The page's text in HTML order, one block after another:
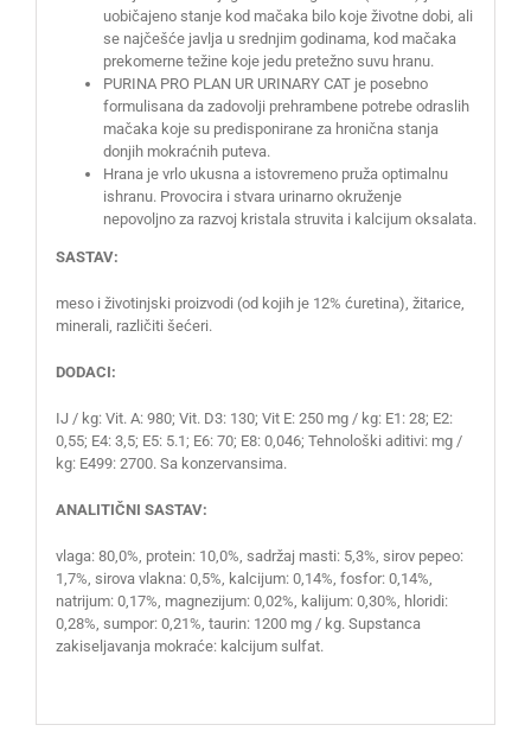
uobičajeno stanje kod mačaka bilo koje životne dobi, ali
se najčešće javlja u srednjim godinama, kod mačaka
prekomerne težine koje jedu pretežno suvu hranu.
PURINA PRO PLAN UR URINARY CAT je posebno
formulisana da zadovolji prehrambene potrebe odraslih
mačaka koje su predisponirane za hronična stanja
donjih mokraćnih puteva.
Hrana je vrlo ukusna a istovremeno pruža optimalnu
ishranu. Provocira i stvara urinarno okruženje
nepovoljno za razvoj kristala struvita i kalcijum oksalata.
SASTAV:
meso i životinjski proizvodi (od kojih je 12% ćuretina), žitarice,
minerali, različiti šećeri.
DODACI:
IJ / kg: Vit. A: 980; Vit. D3: 130; Vit E: 250 mg / kg: E1: 28; E2:
0,55; E4: 3,5; E5: 5.1; E6: 70; E8: 0,046; Tehnološki aditivi: mg /
kg: E499: 2700. Sa konzervansima.
ANALITIČNI SASTAV:
vlaga: 80,0%, protein: 10,0%, sadržaj masti: 5,3%, sirov pepeo:
1,7%, sirova vlakna: 0,5%, kalcijum: 0,14%, fosfor: 0,14%,
natrijum: 0,17%, magnezijum: 0,02%, kalijum: 0,30%, hloridi:
0,28%, sumpor: 0,21%, taurin: 1200 mg / kg. Supstanca
zakiseljavanja mokraće: kalcijum sulfat.